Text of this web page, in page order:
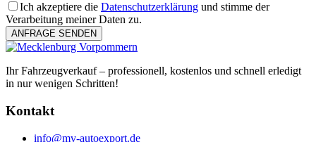
Ich akzeptiere die Datenschutzerklärung und stimme der
Verarbeitung meiner Daten zu.
ANFRAGE SENDEN
Ihr Fahrzeugverkauf – professionell, kostenlos und schnell erledigt
in nur wenigen Schritten!
Kontakt
info@mv-autoexport.de